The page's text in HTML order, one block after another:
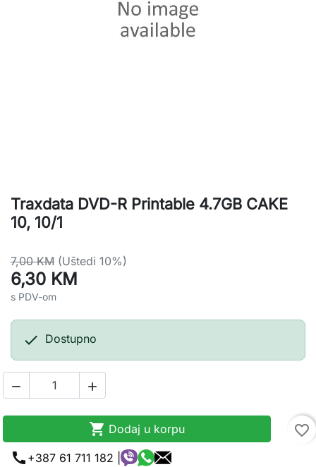
Traxdata DVD-R Printable 4.7GB CAKE
10, 10/1
7,00 KM (Uštedi 10%)
6,30 KM
s PDV-om
 Dostupno
 
 Dodaj u korpu
favorite_border
call +387 61 711 182 |